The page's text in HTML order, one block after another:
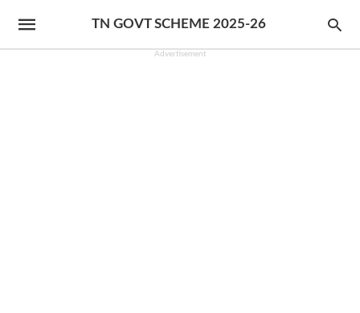
TN GOVT SCHEME 2025-26
Advertisement